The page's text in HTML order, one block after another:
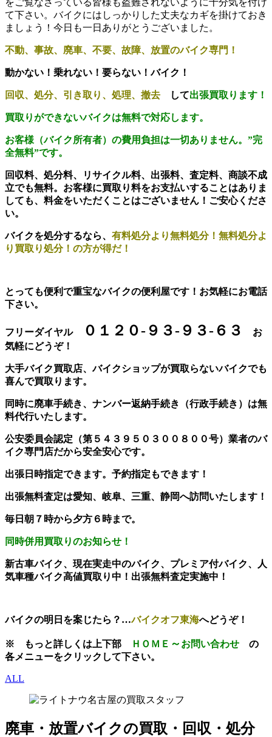
て下さい。バイクにはしっかりした丈夫なカギを掛けておき
ましょう！今日も一日ありがとうございました。
不動、事故、廃車、不要、故障、放置のバイク専門！
動かない！乗れない！要らない！バイク！
回収、処分、引き取り、処理、撤去 して出張買取ります！
買取りができないバイクは無料で対応します。
お客様（バイク所有者）の費用負担は一切ありません。 ”完
全無料”です。
回収料、処分料、リサイクル料、出張料、査定料、商談不成
立でも無料。お客様に買取り料をお支払いすることはありま
しても、料金をいただくことはございません！ご安心くださ
い。
バイクを処分するなら、 有料処分より無料処分！無料処分よ
り買取り処分！の方が得だ！
とっても便利で重宝なバイクの便利屋です！お気軽にお電話
下さい。
フリーダイヤル ０１２０-９３-９３-６３
お
気軽にどうぞ！
大手バイク買取店、バイクショップが買取らないバイクでも
喜んで買取ります。
同時に廃車手続き、ナンバー返納手続き（行政手続き）は無
料代行いたします。
公安委員会認定（第５４３９５０３００８００号）業者のバ
イク専門店だから安全安心です。
出張日時指定できます。予約指定もできます！
出張無料査定は愛知、岐阜、三重、静岡へ訪問いたします！
毎日朝７時から夕方６時まで。
同時併用買取りのお知らせ！
新古車バイク、現在実走中のバイク、プレミア付バイク、人
気車種バイク高値買取り中！出張無料査定実施中！
バイクの明日を案じたら？…バイクオフ東海へどうぞ！
※ もっと詳しくは上下部 ＨＯＭＥ ～ お問い合わせ の
各メニューをクリックして下さい。
ALL
廃車・放置バイクの買取・回収・処分